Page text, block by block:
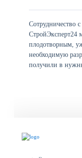
Сотрудничество
СтройЭксперт24
плодотворным,
необходимую
получили в